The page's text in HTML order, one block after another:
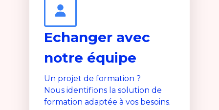
Echanger avec
notre équipe
Un projet de formation ?
Nous identifions la solution de
formation adaptée à vos besoins.